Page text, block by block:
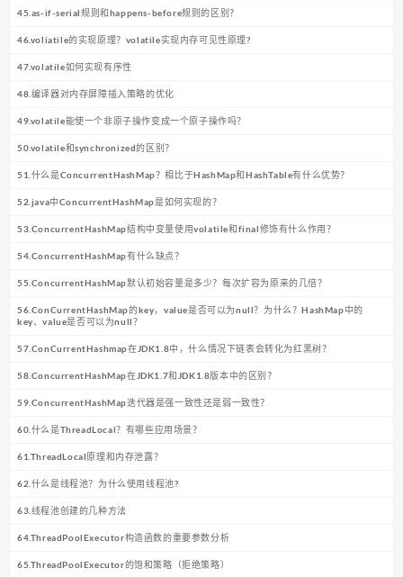
45.as-if-serial规则和happens-before规则的区别？
46.voliatile的实现原理？volatile实现内存可见性原理?
47.volatile如何实现有序性
48.编译器对内存屏障插入策略的优化
49.volatile能使一个非原子操作变成一个原子操作吗？
50.volatile和synchronized的区别？
51.什么是ConcurrentHashMap？相比于HashMap和HashTable有什么优势？
52.java中ConcurrentHashMap是如何实现的？
53.ConcurrentHashMap结构中变量使用volatile和final修饰有什么作用？
54.ConcurrentHashMap有什么缺点？
55.ConcurrentHashMap默认初始容量是多少？每次扩容为原来的几倍？
56.ConCurrentHashMap的key，value是否可以为null？为什么？HashMap中的
key、value是否可以为null？
57.ConCurrentHashmap在JDK1.8中，什么情况下链表会转化为红黑树？
58.ConcurrentHashMap在JDK1.7和JDK1.8版本中的区别？
59.ConcurrentHashMap迭代器是强一致性还是弱一致性？
60.什么是ThreadLocal？有哪些应用场景？
61.ThreadLocal原理和内存泄露？
62.什么是线程池？为什么使用线程池?
63.线程池创建的几种方法
64.ThreadPoolExecutor构造函数的重要参数分析
65.ThreadPoolExecutor的饱和策略（拒绝策略）